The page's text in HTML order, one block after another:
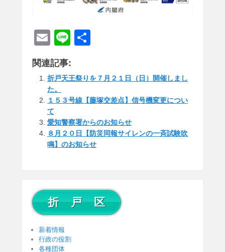
E
m
ail
Li
e
関連記事:
折戸天王祭りを７月２１日（日）開催しまし
た。
１５３号線【藤塚交差点】信号機変更につい
て
愛知警察署からのお知らせ
８月２０日【防災同報サイレンの一斉試験吹
鳴】のお知らせ
折 戸 区
新着情報
行政の役割
各種団体